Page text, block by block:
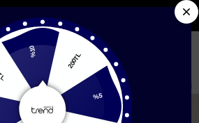
Seçili Yeni Sezon Ürünlerde %50'ye
Armine Elegance İpek Pamuk Kare Monogram
200TL
200TL